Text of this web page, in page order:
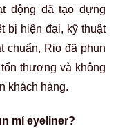
động đã tạo dựng
bị hiện đại, kỹ thuật
chuẩn, Rio đã phun
thương và không
khách hàng.
mí eyeliner?